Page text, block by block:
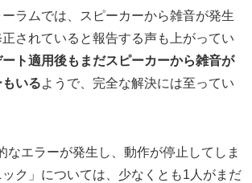
ラムでは、スピーカーから雑音が発生
されていると報告する声も上がってい
ト適用後もまだスピーカーから雑音が
いるようで、完全な解決には至ってい
なエラーが発生し、動作が停止してしま
ク」については、少なくとも1人がまだ